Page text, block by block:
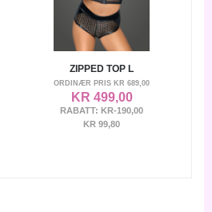
ZIPPED TOP L
ORDINÆR PRIS KR 689,00
KR 499,00
RABATT: KR-190,00
KR 99,80